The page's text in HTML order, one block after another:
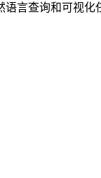
言查询和可视化